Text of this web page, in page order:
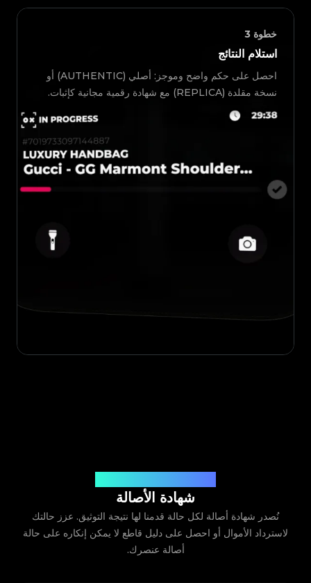
خطوة 3
استلام النتائج
احصل على حكم واضح وموجز: أصلي (AUTHENTIC) أو
نسخة مقلدة (REPLICA) مع شهادة رقمية مجانية كإثبات.
شهادة الأصالة
نُصدر شهادة أصالة لكل حالة قدمنا لها نتيجة التوثيق. عزز حالتك
لاسترداد الأموال أو احصل على دليل قاطع لا يمكن إنكاره على حالة
أصالة عنصرك.